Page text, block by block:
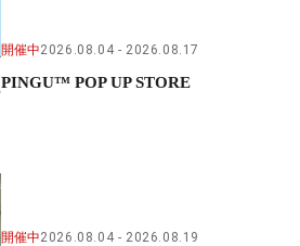
開催中2026.08.04 2026.08.17
PINGU™ POP UP STORE
開催中2026.08.04 2026.08.19